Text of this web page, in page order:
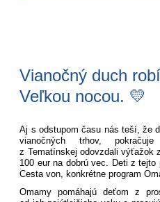
Vianočný duch
Veľkou nocou. 💛
Aj s odstupom času nás teší, že
vianočných trhov,
z Tematínskej odovzdali výťažok
100 eur na dobrú vec. Deti z
Cesta von, konkrétne program
Omamy pomáhajú deťom z